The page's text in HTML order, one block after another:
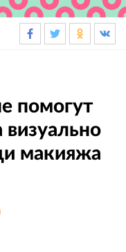
помогут
визуально
макияжа